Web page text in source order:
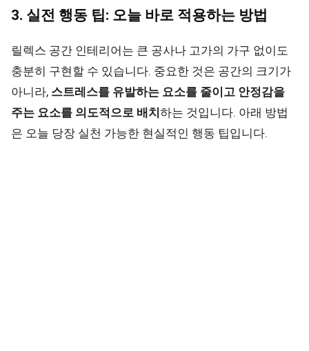
3. 실전 행동 팁: 오늘 바로 적용하는 방법
릴렉스 공간 인테리어는 큰 공사나 고가의 가구 없이도
충분히 구현할 수 있습니다. 중요한 것은 공간의 크기가
아니라, 스트레스를 유발하는 요소를 줄이고 안정감을
주는 요소를 의도적으로 배치하는 것입니다. 아래 방법
은 오늘 당장 실천 가능한 현실적인 행동 팁입니다.